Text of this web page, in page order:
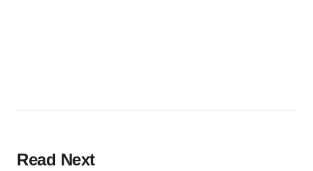
Read Next